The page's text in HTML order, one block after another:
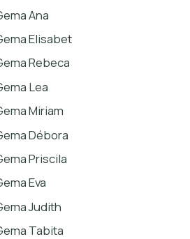
Ana
Elisabet
Rebeca
Lea
Miriam
Débora
Priscila
Eva
Judith
Tabita